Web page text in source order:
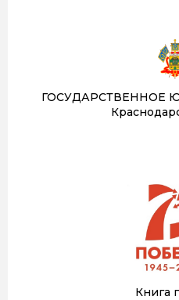
ГОСУДАРСТВЕННОЕ
Книга